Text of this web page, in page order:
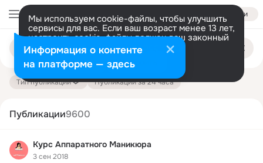
Войти
Мы используем cookie-файлы, чтобы улучшить
сервисы для вас. Если ваш возраст менее 13 лет,
настроить cookie-файлы должен ваш законный
представитель. Больше информации
Разрешить все Настроить
Поиск
публикациям
Тип публикации Публикации за 24 часа
Публикации9600
Курс Аппаратного Маникюра
3 сен 2018
Информация о контенте
на платформе — здесь